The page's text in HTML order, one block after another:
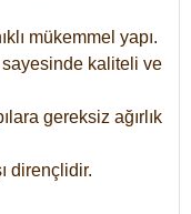
mükemmel yapı.
sayesinde kaliteli ve
gereksiz ağırlık
dirençlidir.